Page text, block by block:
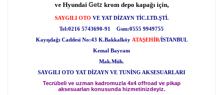
ve Hyundai Getz krom depo kapağı için,
SAYGILI OTO VE YAT DİZAYN TİC.LTD.ŞTİ.
Tel:0216 5743690-91 Gsm:0555 9949755
Kayışdağı Caddesi No:43 K.Bakkalköy ATAŞEHİR/İSTANBUL
Kemal Bayram
Mak.Müh.
SAYGILI OTO YAT DİZAYN VE TUNİNG AKSESUARLARI
Tecrübeli ve uzman kadromuzla 4x4 offroad ve pikap
aksesuarları konusunda hizmetinizdeyiz.